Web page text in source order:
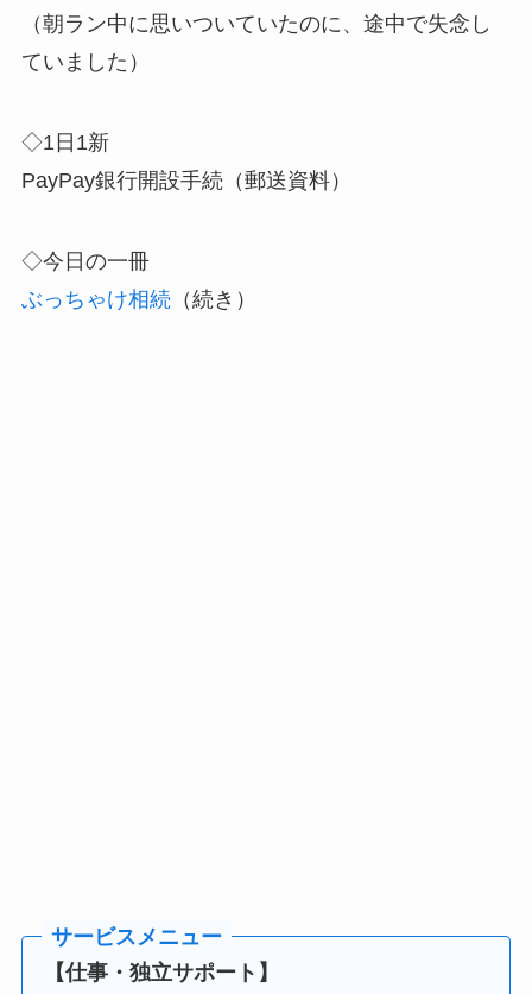
（朝ラン中に思いついていたのに、途中で失念し
ていました）
◇1日1新
PayPay銀行開設手続（郵送資料）
◇今日の一冊
ぶっちゃけ相続（続き）
【仕事・独立サポート】